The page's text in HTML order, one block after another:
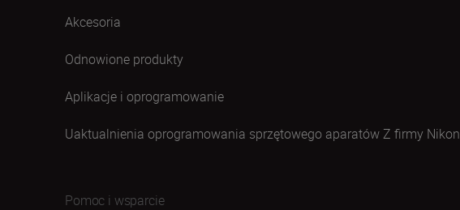
Akcesoria
Odnowione produkty
Aplikacje i oprogramowanie
Uaktualnienia oprogramowania sprzętowego aparatów Z firmy Nikon
Pomoc i wsparcie